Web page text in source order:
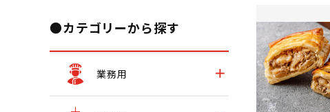
●カテゴリーから探す
業務用